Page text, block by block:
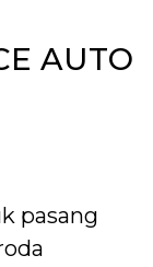
AUTO
pasang